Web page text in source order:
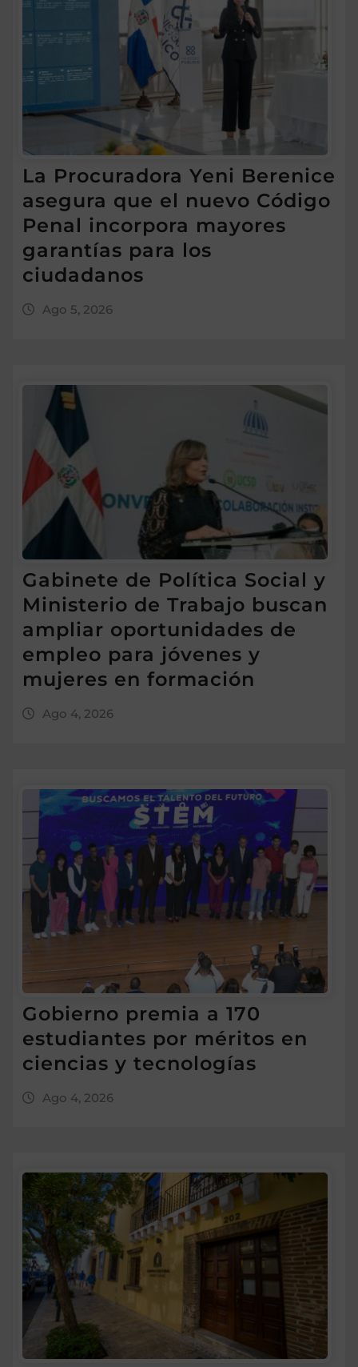
La Procuradora Yeni Berenice
asegura que el nuevo Código
Penal incorpora mayores
garantías para los
ciudadanos
Ago 5, 2026
Gabinete de Política Social y
Ministerio de Trabajo buscan
ampliar oportunidades de
empleo para jóvenes y
mujeres en formación
Ago 4, 2026
Gobierno premia a 170
estudiantes por méritos en
ciencias y tecnologías
Ago 4, 2026